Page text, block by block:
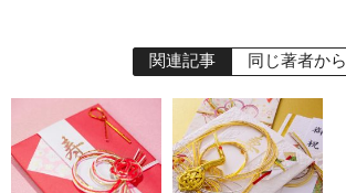
関連記事 同じ著者から